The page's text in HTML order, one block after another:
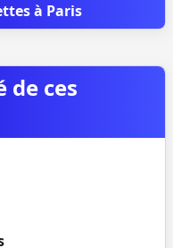
à Paris
de ces